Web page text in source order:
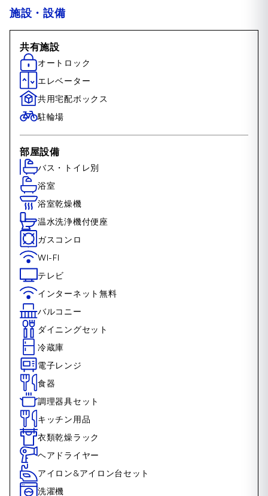
施設・設備
共有施設
オートロック
エレベーター
共用宅配ボックス
駐輪場
部屋設備
バス・トイレ別
浴室
浴室乾燥機
温水洗浄機付便座
ガスコンロ
WI-FI
テレビ
インターネット無料
バルコニー
ダイニングセット
冷蔵庫
電子レンジ
食器
調理器具セット
キッチン用品
衣類乾燥ラック
ヘアドライヤー
アイロン&アイロン台セット
洗濯機